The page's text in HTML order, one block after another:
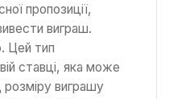
пропозиції,
виграш.
Цей тип
ставці, яка може
розміру виграшу